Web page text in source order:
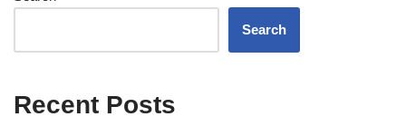
Search
Recent Posts